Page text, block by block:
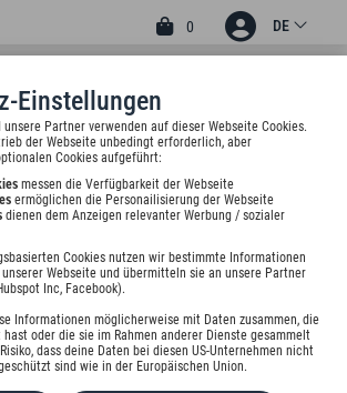
Einstellungen
unsere Partner verwenden auf dieser Webseite Cookies.
der Webseite unbedingt erforderlich, aber
Cookies aufgeführt:
messen die Verfügbarkeit der Webseite
ermöglichen die Personailisierung der Webseite
dienen dem Anzeigen relevanter Werbung / sozialer
Cookies nutzen wir bestimmte Informationen
Webseite und übermitteln sie an unsere Partner
Inc, Facebook).
Informationen möglicherweise mit Daten zusammen, die
oder die sie im Rahmen anderer Dienste gesammelt
dass deine Daten bei diesen US-Unternehmen nicht
sind wie in der Europäischen Union.
0 DE
HALLE
6, 06114 Halle (Saale), Deutschland